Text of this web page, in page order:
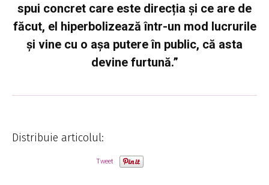
spui concret care este direcția și ce are de
făcut, el hiperbolizează într-un mod lucrurile
și vine cu o așa putere în public, că asta
devine furtună.”
Distribuie articolul:
Tweet